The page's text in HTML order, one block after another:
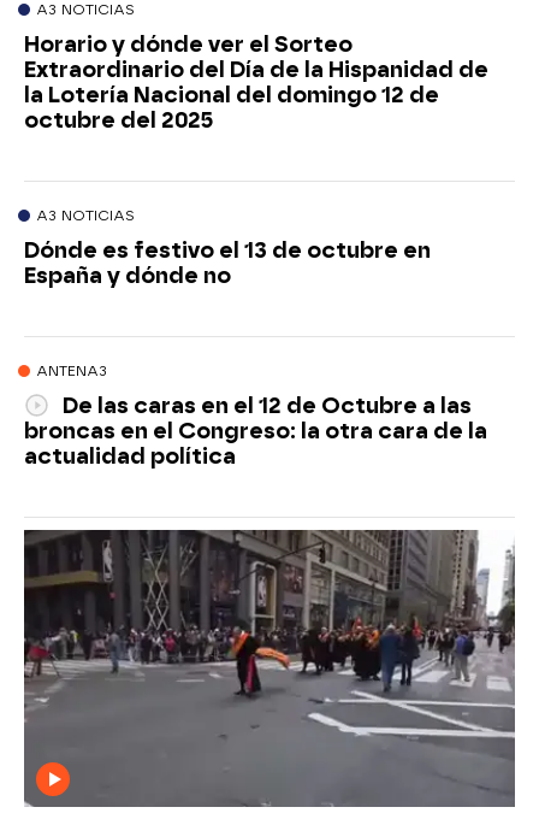
A3 NOTICIAS
Horario y dónde ver el Sorteo
Extraordinario del Día de la Hispanidad de
la Lotería Nacional del domingo 12 de
octubre del 2025
A3 NOTICIAS
Dónde es festivo el 13 de octubre en
España y dónde no
ANTENA3
De las caras en el 12 de Octubre a las
broncas en el Congreso: la otra cara de la
actualidad política